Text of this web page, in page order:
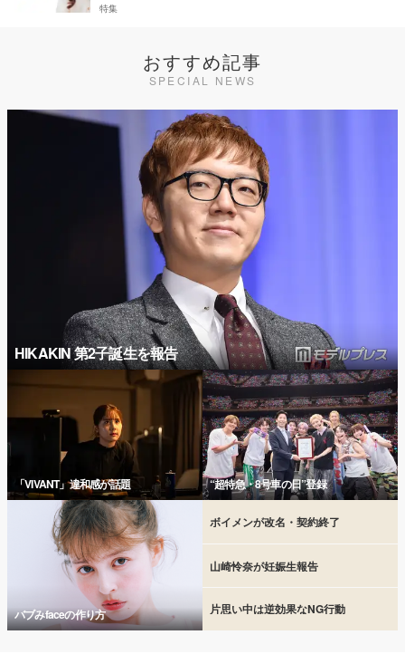
特集
おすすめ記事
SPECIAL NEWS
HIKAKIN 第2子誕生を報告
「VIVANT」違和感が話題 “超特急・8号車の日”登録
バブみfaceの作り方
ボイメンが改名・契約終了
山崎怜奈が妊娠生報告
片思い中は逆効果なNG行動